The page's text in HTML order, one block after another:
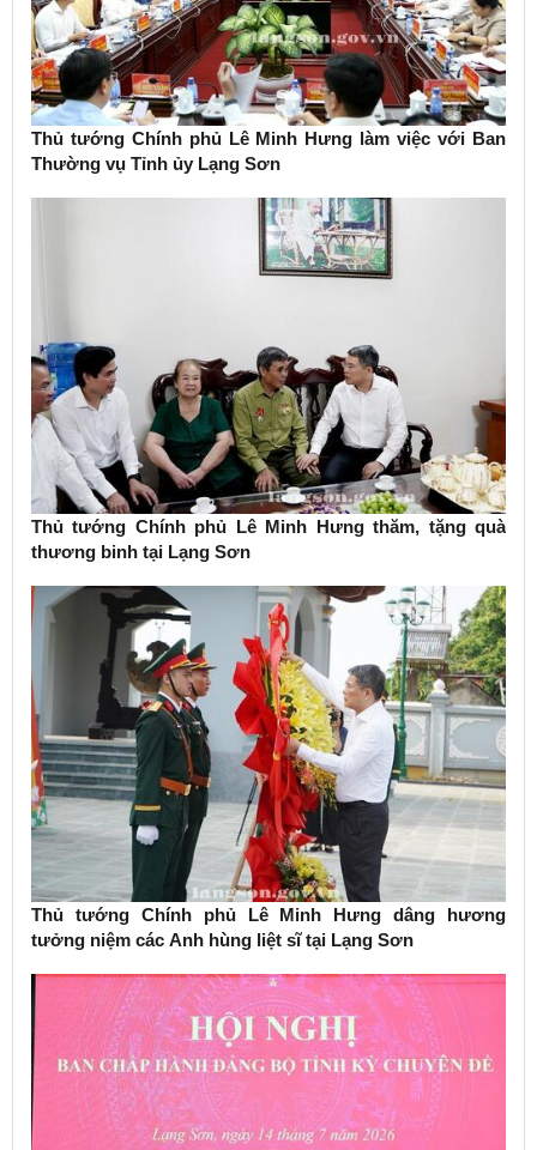
Thủ tướng Chính phủ Lê Minh Hưng làm việc với Ban
Thường vụ Tỉnh ủy Lạng Sơn
Thủ tướng Chính phủ Lê Minh Hưng thăm, tặng quà
thương binh tại Lạng Sơn
Thủ tướng Chính phủ Lê Minh Hưng dâng hương
tưởng niệm các Anh hùng liệt sĩ tại Lạng Sơn